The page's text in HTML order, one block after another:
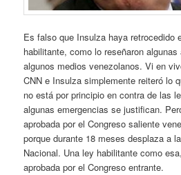
Es falso que Insulza haya retrocedido
habilitante, como lo reseñaron
algunos medios venezolanos. Vi en
CNN e Insulza simplemente reiteró lo
no está por principio en contra de las
algunas emergencias se justifican.
aprobada por el Congreso saliente
porque durante 18 meses desplaza a
Nacional. Una ley habilitante como
aprobada por el Congreso entrante.